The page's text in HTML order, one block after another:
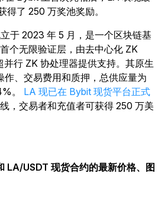
了 250 万奖池奖励。
于 2023 年 5 月，是一个区块链基
个无限验证层，由去中心化 ZK
行 ZK 协处理器提供支持。其原生
、交易费用和质押，总供应量为
。 LA 现已在 Bybit 现货平台正式
，交易者和充值者可获得 250 万美
LA/USDT 现货合约的最新价格、图